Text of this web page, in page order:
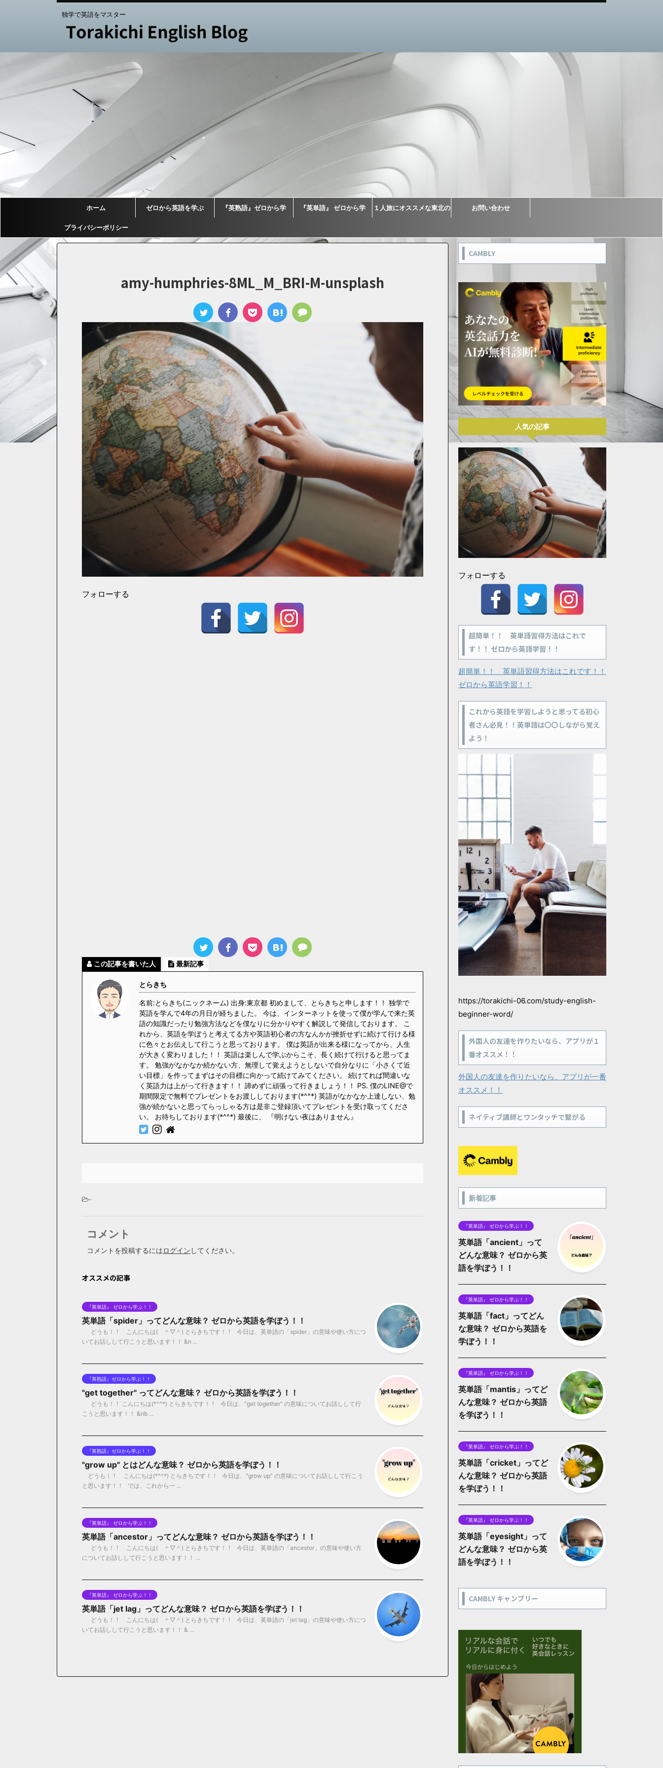
独学で英語をマスター
ホーム ゼロから英語を学ぶ 『英熟語』ゼロから学 『英単語』 ゼロから学 １人旅にオススメな東北の お問い合わせ
プライバシーポリシー
amy-humphries-8ML_M_BRI-M-unsplash
フォローする
この記事を書いた人 最新記事
とらきち
名前:とらきち(ニックネーム) 出身:東京都 初めまして、とらきちと申します！！ 独学で
英語を学んで4年の月日が経ちました。 今は、インターネットを使って僕が学んで来た英
語の知識だったり勉強方法などを僕なりに分かりやすく解説して発信しております。 こ
れから、英語を学ぼうと考えてる方や英語初心者の方なんかが挫折せずに続けて行ける様
に色々とお伝えして行こうと思っております。 僕は英語が出来る様になってから、人生
が大きく変わりました！！ 英語は楽しんで学ぶからこそ、長く続けて行けると思ってま
す。 勉強がなかなか続かない方、無理して覚えようとしないで自分なりに「小さくて近
い目標」を作ってまずはその目標に向かって続けてみてください。 続けてれば間違いな
く英語力は上がって行きます！！ 諦めずに頑張って行きましょう！！ PS. 僕のLINE@で
期間限定で無料でプレゼントをお渡ししております(*^^*) 英語がなかなか上達しない、勉
強が続かないと思ってらっしゃる方は是非ご登録頂いてプレゼントを受け取ってくださ
い。 お待ちしております(*^^*) 最後に、 『明けない夜はありません』
-
コメント
コメントを投稿するにはログイン してください。
オススメの記事
『英単語』 ゼロから学ぶ！！
英単語「spider」ってどんな意味？ ゼロから英語を学ぼう！！
どうも！！ こんにちは( ＾▽＾) とらきちです！！ 今日は、英単語の「spider」の意味や使い方につ
いてお話しして行こうと思います！！ &n ...
『英熟語』ゼロから学ぶ！！
"get together" ってどんな意味？ ゼロから英語を学ぼう！！
どうも！！ こんにちは(*^^*) とらきちです！！ 今日は、"get together" の意味についてお話しして行
こうと思います！！ &nb ...
『英熟語』ゼロから学ぶ！！
"grow up" とはどんな意味？ ゼロから英語を学ぼう！！
どうも！！ こんにちは(*^^*) とらきちです！！ 今日は、"grow up" の意味についてお話しして行こう
と思います！！ では、これから一 ...
『英単語』 ゼロから学ぶ！！
英単語「ancestor」ってどんな意味？ ゼロから英語を学ぼう！！
どうも！！ こんにちは( ＾▽＾) とらきちです！！ 今日は、英単語の「ancestor」の意味や使い方
についてお話しして行こうと思います！！ ...
『英単語』 ゼロから学ぶ！！
英単語「jet lag」ってどんな意味？ ゼロから英語を学ぼう！！
どうも！！ こんにちは( ＾▽＾) とらきちです！！ 今日は、英単語の「jet lag」の意味や使い方につ
いてお話しして行こうと思います！！ & ...
CAMBLY
人気の記事
フォローする
超簡単！！ 英単語習得方法はこれで
す！！ ゼロから英語学習！！
超簡単！！ 英単語習得方法はこれです！！
ゼロから英語学習！！
これから英語を学習しようと思ってる初心
者さん必見！！英単語は〇〇しながら覚え
よう！
https://torakichi-06.com/study-english-
beginner-word/
外国人の友達を作りたいなら、アプリが１
番オススメ！！
外国人の友達を作りたいなら、アプリが一番
オススメ！！
ネイティブ講師とワンタッチで繋がる
新着記事
『英単語』 ゼロから学ぶ！！
英単語「ancient」って
どんな意味？ ゼロから英
語を学ぼう！！
『英単語』 ゼロから学ぶ！！
英単語「fact」ってどん
な意味？ ゼロから英語を
学ぼう！！
『英単語』 ゼロから学ぶ！！
英単語「mantis」ってど
んな意味？ ゼロから英語
を学ぼう！！
『英単語』 ゼロから学ぶ！！
英単語「cricket」ってど
んな意味？ ゼロから英語
を学ぼう！！
『英単語』 ゼロから学ぶ！！
英単語「eyesight」って
どんな意味？ ゼロから英
語を学ぼう！！
CAMBLY キャンブリー